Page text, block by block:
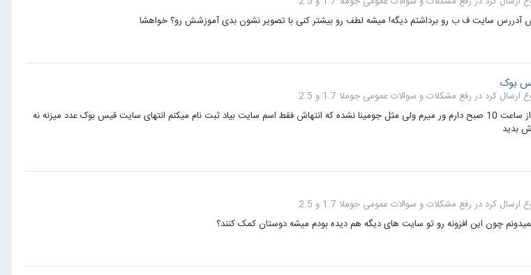
بوک
رفع مشکلات و سوالات عمومی جوملا 1.7 و 2.5
سلام ویرایش کردم دوست من باور کن از ساعت 10 صبح دارم ور میرم ولی مثل جومینا نشده که انتهاش فقط اسم سایت بیاد ثبت نام میکنم انتهای سایت قیس بوک عدد میزنه نه
بدید
رفع مشکلات و سوالات عمومی جوملا 1.7 و 2.5
چون این افزونه رو تو سایت های دیگه هم دیده بودم میشه دوستان کمک کنند؟